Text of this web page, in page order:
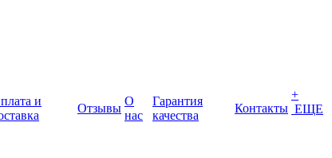
и
Отзывы
О
нас
Гарантия
качества
Контакты
+
ЕЩЕ